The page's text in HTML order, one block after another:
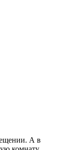
А в